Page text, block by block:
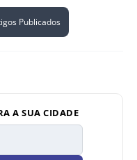
Publicados
A SUA CIDADE